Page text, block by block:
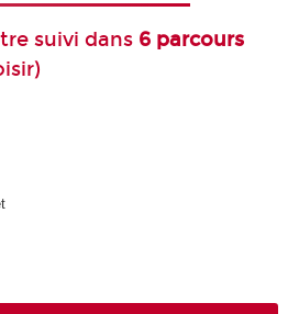
suivi dans 6 parcours